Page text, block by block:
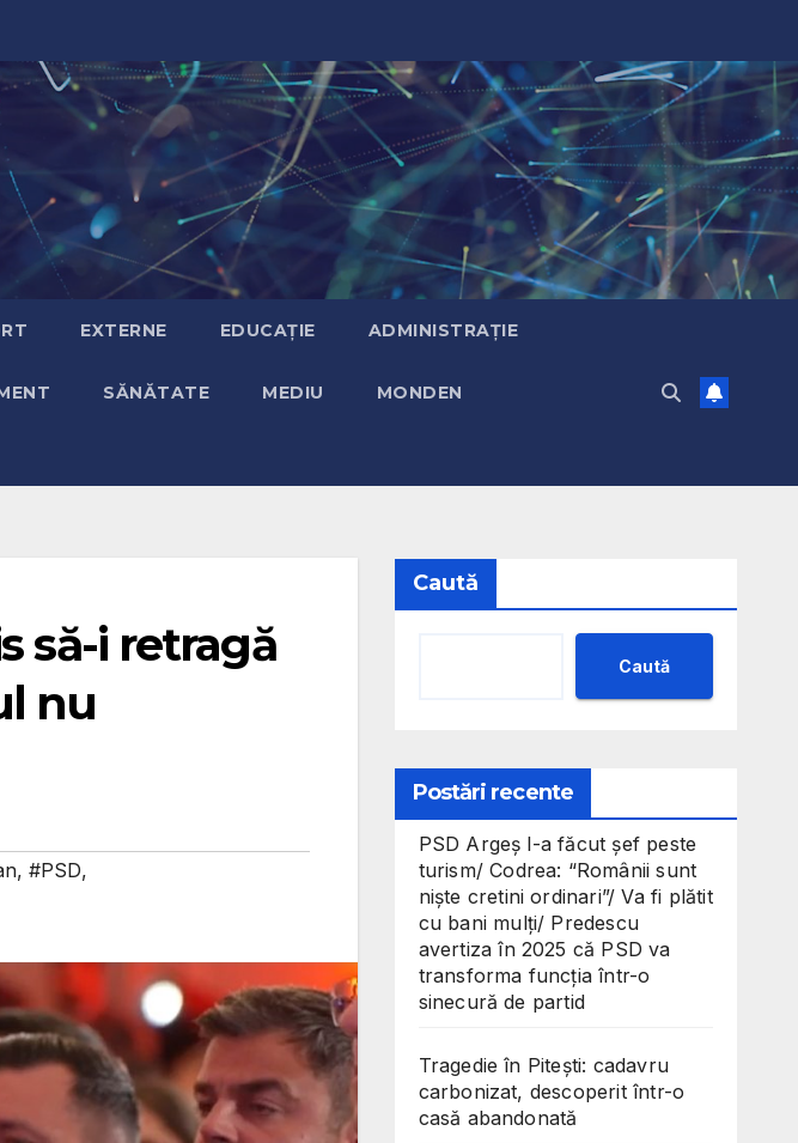
EXTERNE EDUCAȚIE ADMINISTRAȚIE
SĂNĂTATE MEDIU MONDEN
să-i retragă
nu
, #PSD,
Caută
Caută
Postări recente
PSD Argeș l-a făcut șef peste
turism/ Codrea: “Românii sunt
niște cretini ordinari”/ Va fi plătit
cu bani mulți/ Predescu
avertiza în 2025 că PSD va
transforma funcția într-o
sinecură de partid
Tragedie în Pitești: cadavru
carbonizat, descoperit într-o
casă abandonată